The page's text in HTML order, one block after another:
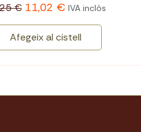
€ 11,02 € IVA inclòs
Afegeix al cistell